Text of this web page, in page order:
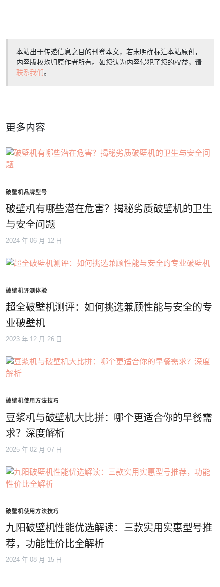
本站出于传递信息之目的刊登本文，若未明确标注本站原创，
内容版权均归原作者所有。如您认为内容侵犯了您的权益，请
联系我们。
更多内容
破壁机品牌型号
破壁机有哪些潜在危害？揭秘劣质破壁机的卫生
与安全问题
2024 年 06 月 12 日
破壁机评测体验
超全破壁机测评：如何挑选兼顾性能与安全的专
业破壁机
2023 年 12 月 26 日
破壁机使用方法技巧
豆浆机与破壁机大比拼：哪个更适合你的早餐需
求？深度解析
2025 年 02 月 07 日
破壁机使用方法技巧
九阳破壁机性能优选解读：三款实用实惠型号推
荐，功能性价比全解析
2024 年 08 月 15 日